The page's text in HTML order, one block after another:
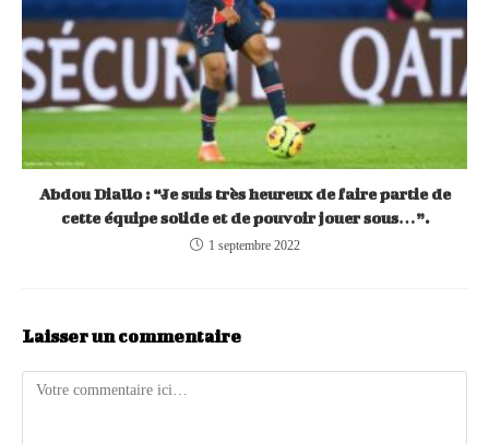
Abdou Diallo : “Je suis très heureux de faire partie de
cette équipe solide et de pouvoir jouer sous…”.
1 septembre 2022
Laisser un commentaire